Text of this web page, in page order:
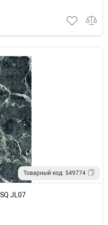
Товарный код: 549774
JL07